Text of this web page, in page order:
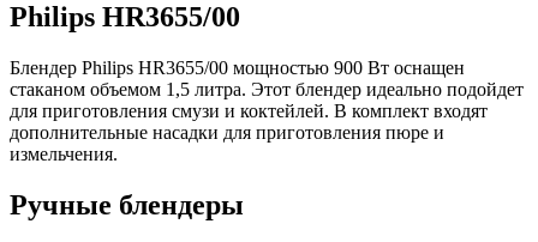
Philips HR3655/00
Блендер Philips HR3655/00 мощностью 900 Вт оснащен
стаканом объемом 1,5 литра. Этот блендер идеально подойдет
для приготовления смузи и коктейлей. В комплект входят
дополнительные насадки для приготовления пюре и
измельчения.
Ручные блендеры